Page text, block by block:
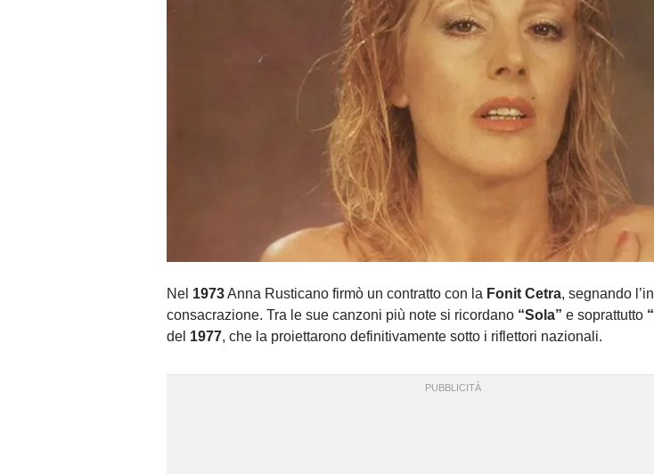
Nel 1973Anna Rusticano firmò un contratto con la Fonit Cetra, segnando
consacrazione. Tra le sue canzoni più note si ricordano “Sola” e soprattutto
del 1977, che la proiettarono definitivamente sotto i riflettori nazionali.